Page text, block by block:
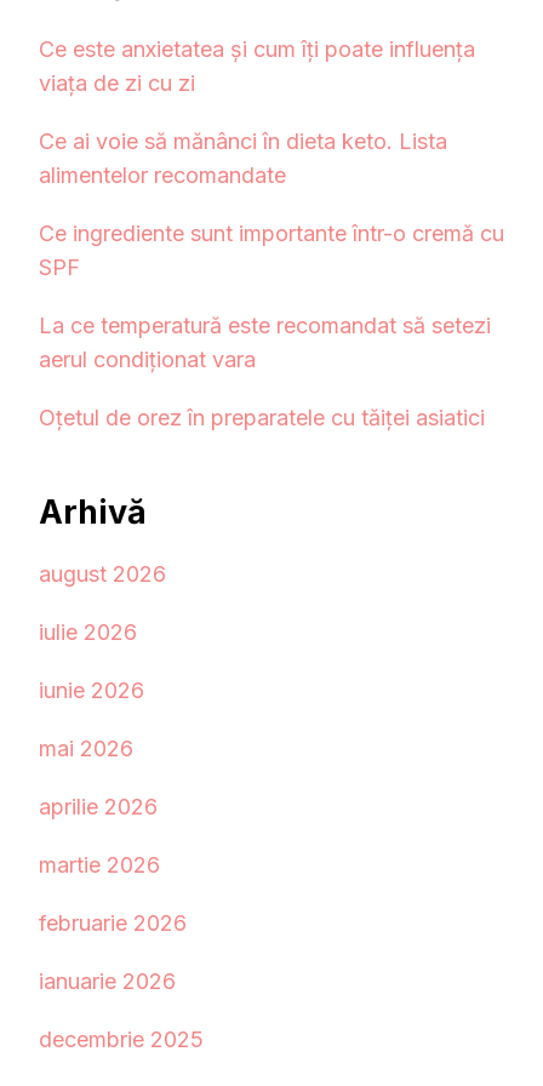
Ce este anxietatea și cum îți poate influența
viața de zi cu zi
Ce ai voie să mănânci în dieta keto. Lista
alimentelor recomandate
Ce ingrediente sunt importante într-o cremă cu
SPF
La ce temperatură este recomandat să setezi
aerul condiționat vara
Oțetul de orez în preparatele cu tăiței asiatici
Arhivă
august 2026
iulie 2026
iunie 2026
mai 2026
aprilie 2026
martie 2026
februarie 2026
ianuarie 2026
decembrie 2025